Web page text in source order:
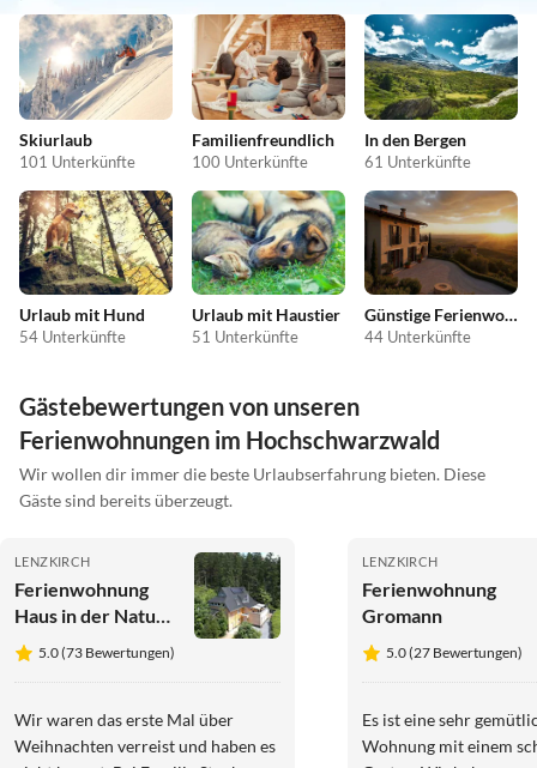
Skiurlaub
101 Unterkünfte
Familienfreundlich
100 Unterkünfte
In den Bergen
61 Unterkünfte
Urlaub mit Hund
54 Unterkünfte
Urlaub mit Haustier
51 Unterkünfte
Günstige Ferienwohnungen
44 Unterkünfte
Gästebewertungen von unseren
Ferienwohnungen im Hochschwarzwald
Wir wollen dir immer die beste Urlaubserfahrung bieten. Diese
Gäste sind bereits überzeugt.
LENZKIRCH
Ferienwohnung
Haus in der Natur -
Feldbergblick
5.0 (73 Bewertungen)
Wir waren das erste Mal über
Weihnachten verreist und haben es
LENZKIRCH
Ferienwohnung
Gromann
5.0 (27 Bewertungen)
Es ist eine sehr
Wohnung mit einem